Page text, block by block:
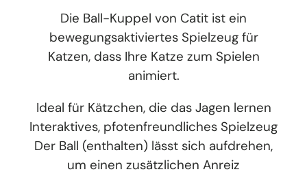
Die Ball-Kuppel von Catit ist ein
bewegungsaktiviertes Spielzeug für
Katzen, dass Ihre Katze zum Spielen
animiert.
Ideal für Kätzchen, die das Jagen lernen
Interaktives, pfotenfreundliches Spielzeug
Der Ball (enthalten) lässt sich aufdrehen,
um einen zusätzlichen Anreiz